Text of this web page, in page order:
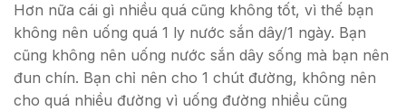
Hơn nữa cái gì nhiều quá cũng không tốt, vì thế bạn
không nên uống quá 1 ly nước sắn dây/1 ngày. Bạn
cũng không nên uống nước sắn dây sống mà bạn nên
đun chín. Bạn chỉ nên cho 1 chút đường, không nên
cho quá nhiều đường vì uống đường nhiều cũng